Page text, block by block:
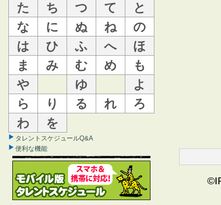
た
ち つ て
と
な
に ぬ ね
の
は
ひ ふ へ
ほ
ま
み む め
も
や
ゆ
よ
ら
り る れ
ろ
わ
を
タレントスケジュールQ&A
便利な機能